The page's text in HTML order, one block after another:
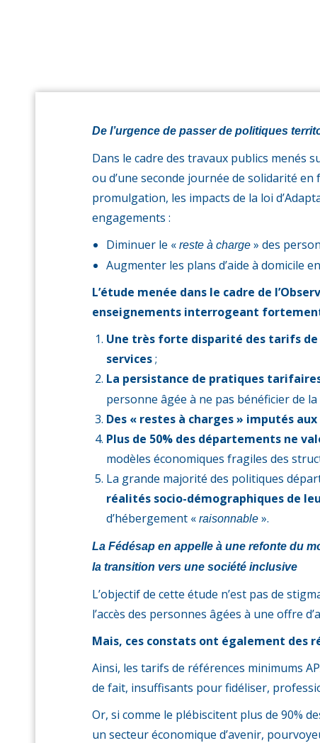
De l’urgence de passer de politiques
Dans le cadre des travaux publics menés
ou d’une seconde journée de solidarité
promulgation, les impacts de la loi
engagements :
Diminuer le « reste à charge » des
Augmenter les plans d’aide à domicile
L’étude menée dans le cadre de
enseignements interrogeant
Une très forte disparité des tarifs
services;
La persistance de pratiques
personne âgée à ne pas bénéficier de
Des « restes à charges » imputés
Plus de 50% des départements ne
modèles économiques fragiles des
La grande majorité des politiques
réalités socio-démographiques de
d’hébergement « raisonnable ».
La Fédésap en appelle à une refonte du
la transition vers une société inclusive
L’objectif de cette étude n’est pas de
l’accès des personnes âgées à une offre
Mais, ces constats ont également des
Ainsi, les tarifs de références minimums
de fait, insuffisants pour fidéliser,
Or, si comme le plébiscitent plus de 90%
un secteur économique d’avenir,